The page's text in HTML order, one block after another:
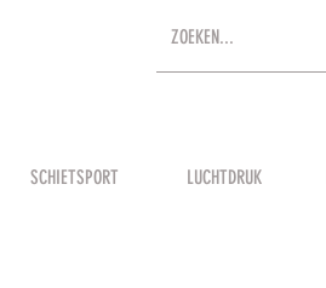
SCHIETSPORT LUCHTDRUK